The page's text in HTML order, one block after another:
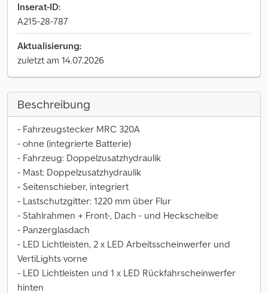
Inserat-ID:
A215-28-787
Aktualisierung:
zuletzt am 14.07.2026
Beschreibung
- Fahrzeugstecker MRC 320A
- ohne (integrierte Batterie)
- Fahrzeug: Doppelzusatzhydraulik
- Mast: Doppelzusatzhydraulik
- Seitenschieber, integriert
- Lastschutzgitter: 1220 mm über Flur
- Stahlrahmen + Front-, Dach - und Heckscheibe
- Panzerglasdach
- LED Lichtleisten, 2 x LED Arbeitsscheinwerfer und
VertiLights vorne
- LED Lichtleisten und 1 x LED Rückfahrscheinwerfer
hinten